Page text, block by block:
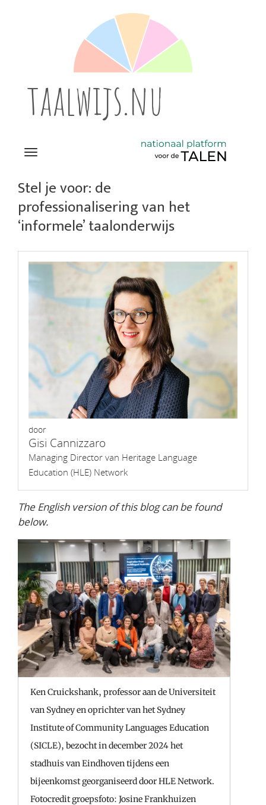
taalwijs.nu
Navigation
naar
inhoud
Stel je voor: de
professionalisering van het
‘informele’ taalonderwijs
door
Gisi Cannizzaro
Managing Director van Heritage Language
Education (HLE) Network
The English version of this blog can be found
below.
Ken Cruickshank, professor aan de Universiteit
van Sydney en oprichter van het Sydney
Institute of Community Languages Education
(SICLE), bezocht in december 2024 het
stadhuis van Eindhoven tijdens een
bijeenkomst georganiseerd door HLE Network.
Fotocredit groepsfoto: Josine Frankhuizen